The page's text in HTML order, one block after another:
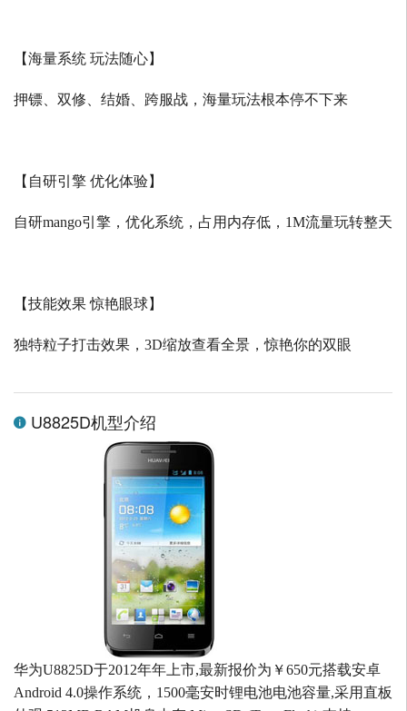
【海量系统 玩法随心】
押镖、双修、结婚、跨服战，海量玩法根本停不下来
【自研引擎 优化体验】
自研mango引擎，优化系统，占用内存低， 1M流量玩转整天
【技能效果 惊艳眼球】
独特粒子打击效果， 3D缩放查看全景，惊艳你的双眼
U8825D机型介绍
华为U8825D于2012年年上市,最新报价为￥650元搭载安卓
Android 4.0操作系统，1500毫安时锂电池电池容量,采用直板